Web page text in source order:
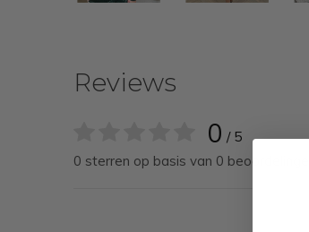
Reviews
0 / 5
0 sterren op basis van 0 beoordelingen